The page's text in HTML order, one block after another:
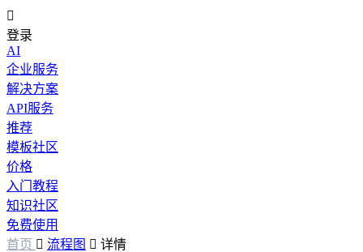

登录
AI
企业服务
解决方案
API服务
推荐
模板社区
价格
入门教程
知识社区
免费使用
首页  流程图  详情